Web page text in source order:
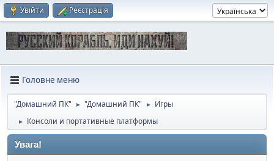
Увійти Реєстрація
Головне меню
"Домашний ПК" ► "Домашний ПК" ► Игры
► Консоли и портативные платформы
Увага!